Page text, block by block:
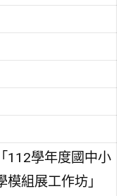
112學年度國中小
組展工作坊」